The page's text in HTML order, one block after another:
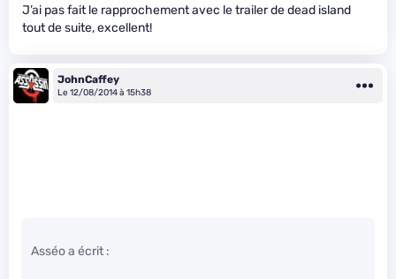
J’ai pas fait le rapprochement avec le trailer de dead island
tout de suite, excellent!
JohnCaffey
Le 12/08/2014 à 15h38
Asséo a écrit :